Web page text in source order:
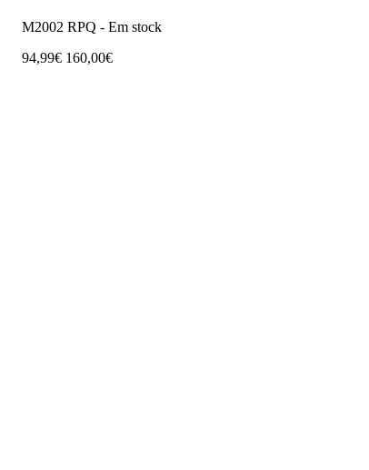
M2002 RPQ -Em stock
94,99€ 160,00€